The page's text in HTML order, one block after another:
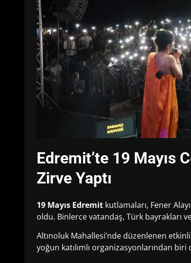
Edremit’te 19 Mayıs
Zirve Yaptı
19 Mayıs Edremit kutlamaları, Fener
oldu. Binlerce vatandaş, Türk bayrakları
Altınoluk Mahallesi’nde düzenlenen
yoğun katılımlı organizasyonlarından